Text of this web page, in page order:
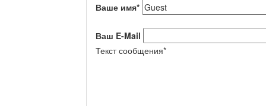
Ваше имя*
Ваш E-Mail
Текст сообщения*